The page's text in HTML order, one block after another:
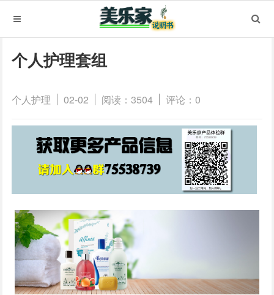
个人护理套组
个人护理 02-02 阅读：3504 评论：0